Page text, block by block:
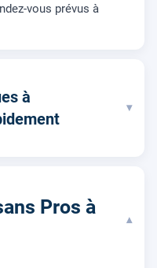
vous prévus à
à
▾
Pros à
▾